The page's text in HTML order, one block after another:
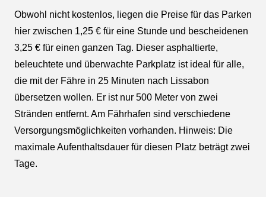
Obwohl nicht kostenlos, liegen die Preise für das Parken
hier zwischen 1,25 € für eine Stunde und bescheidenen
3,25 € für einen ganzen Tag. Dieser asphaltierte,
beleuchtete und überwachte Parkplatz ist ideal für alle,
die mit der Fähre in 25 Minuten nach Lissabon
übersetzen wollen. Er ist nur 500 Meter von zwei
Stränden entfernt. Am Fährhafen sind verschiedene
Versorgungsmöglichkeiten vorhanden. Hinweis: Die
maximale Aufenthaltsdauer für diesen Platz beträgt zwei
Tage.